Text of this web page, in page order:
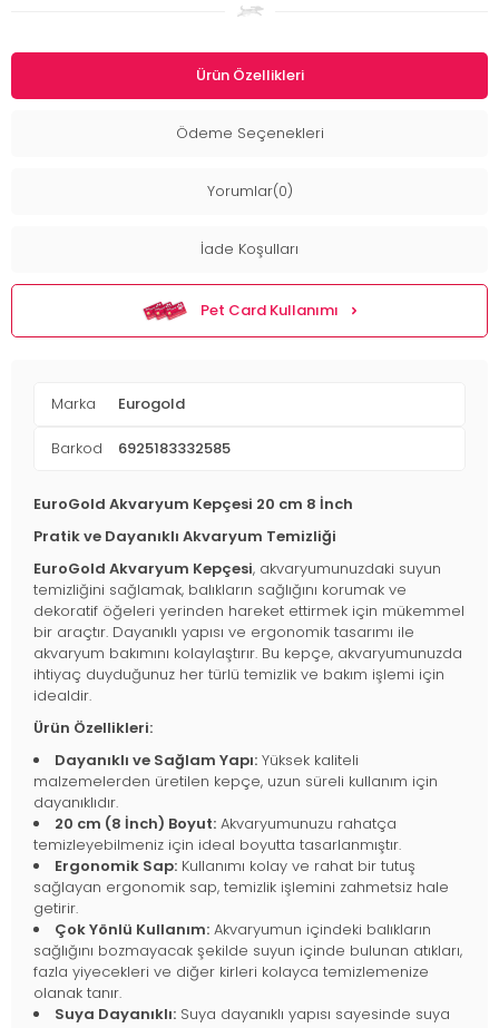
Ürün Özellikleri
Ödeme Seçenekleri
Yorumlar(0)
İade Koşulları
Pet Card Kullanımı
Marka Eurogold
Barkod 6925183332585
EuroGold Akvaryum Kepçesi 20 cm 8 İnch
Pratik ve Dayanıklı Akvaryum Temizliği
EuroGold Akvaryum Kepçesi, akvaryumunuzdaki suyun
temizliğini sağlamak, balıkların sağlığını korumak ve
dekoratif öğeleri yerinden hareket ettirmek için mükemmel
bir araçtır. Dayanıklı yapısı ve ergonomik tasarımı ile
akvaryum bakımını kolaylaştırır. Bu kepçe, akvaryumunuzda
ihtiyaç duyduğunuz her türlü temizlik ve bakım işlemi için
idealdir.
Ürün Özellikleri:
Dayanıklı ve Sağlam Yapı: Yüksek kaliteli
malzemelerden üretilen kepçe, uzun süreli kullanım için
dayanıklıdır.
20 cm (8 İnch) Boyut: Akvaryumunuzu rahatça
temizleyebilmeniz için ideal boyutta tasarlanmıştır.
Ergonomik Sap: Kullanımı kolay ve rahat bir tutuş
sağlayan ergonomik sap, temizlik işlemini zahmetsiz hale
getirir.
Çok Yönlü Kullanım: Akvaryumun içindeki balıkların
sağlığını bozmayacak şekilde suyun içinde bulunan atıkları,
fazla yiyecekleri ve diğer kirleri kolayca temizlemenize
olanak tanır.
Suya Dayanıklı: Suya dayanıklı yapısı sayesinde suya